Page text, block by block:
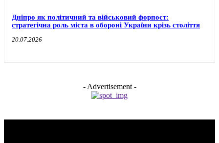
Дніпро як політичний та військовий форпост:
стратегічна роль міста в обороні України крізь століття
20.07.2026
- Advertisement -